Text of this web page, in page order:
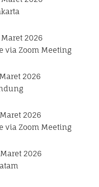
2026
via Zoom Meeting
2026
2026
via Zoom Meeting
2026